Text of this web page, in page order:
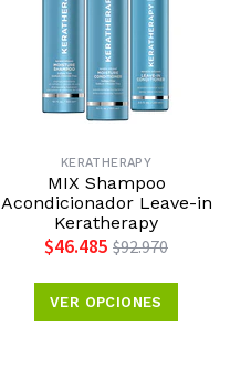
KERATHERAPY
MIX Shampoo
Acondicionador Leave-in
Keratherapy
$46.485 $92.970
VER OPCIONES